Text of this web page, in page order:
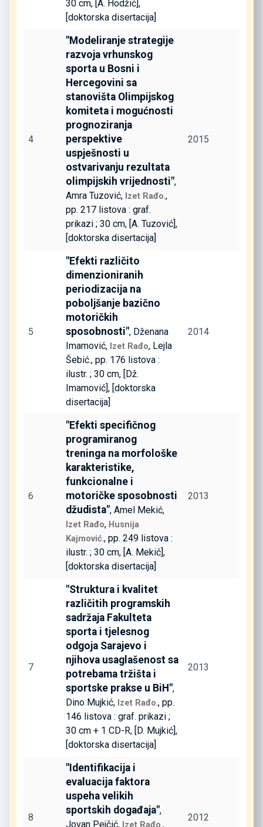
30 cm, [A. Hodžić],
[doktorska disertacija]
4
"Modeliranje strategije
razvoja vrhunskog
sporta u Bosni i
Hercegovini sa
stanovišta Olimpijskog
komiteta i mogućnosti
prognoziranja
perspektive
uspješnosti u
ostvarivanju rezultata
olimpijskih vrijednosti",
Amra Tuzović, Izet Rađo.,
pp. 217 listova : graf.
prikazi ; 30 cm, [A. Tuzović],
[doktorska disertacija]
2015
5
"Efekti različito
dimenzioniranih
periodizacija na
poboljšanje bazično
motoričkih
sposobnosti", Dženana
Imamović, Izet Rađo, Lejla
Šebić., pp. 176 listova :
ilustr. ; 30 cm, [Dž.
Imamović], [doktorska
disertacija]
2014
6
"Efekti specifičnog
programiranog
treninga na morfološke
karakteristike,
funkcionalne i
motoričke sposobnosti
džudista", Amel Mekić,
Izet Rađo, Husnija
Kajmović., pp. 249 listova :
ilustr. ; 30 cm, [A. Mekić],
[doktorska disertacija]
2013
7
"Struktura i kvalitet
različitih programskih
sadržaja Fakulteta
sporta i tjelesnog
odgoja Sarajevo i
njihova usaglašenost sa
potrebama tržišta i
sportske prakse u BiH",
Dino Mujkić, Izet Rađo., pp.
146 listova : graf. prikazi ;
30 cm + 1 CD-R, [D. Mujkić],
[doktorska disertacija]
2013
8
"Identifikacija i
evaluacija faktora
uspeha velikih
sportskih događaja",
Jovan Pejčić, Izet Rađo.,
2012